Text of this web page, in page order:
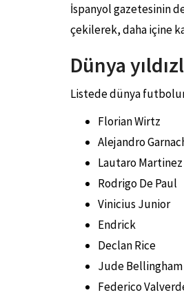
İspanyol gazetesinin
çekilerek, daha içine
Dünya
Listede dünya
Florian Wirtz
Alejandro
Lautaro Martinez
Rodrigo De Paul
Vinicius Junior
Endrick
Declan Rice
Jude Bellingham
Federico